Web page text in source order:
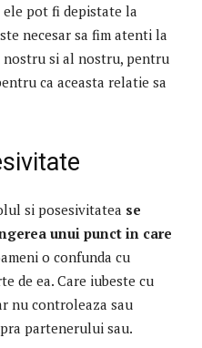
pot fi depistate la
necesar sa fim atenti la
si al nostru, pentru
ca aceasta relatie sa
si posesivitatea se
unui punct in care
o confunda cu
de ea. Care iubeste cu
nu controleaza sau
partenerului sau.